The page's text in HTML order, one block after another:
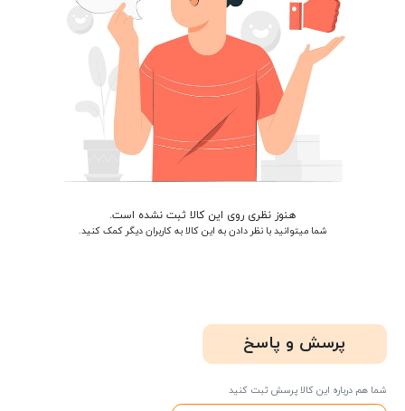
هنوز نظری روی این کالا ثبت نشده است.
شما میتوانید با نظر دادن به این کالا به کاربران دیگر کمک کنید.
پرسش و پاسخ
شما هم درباره این کالا پرسش ثبت کنید